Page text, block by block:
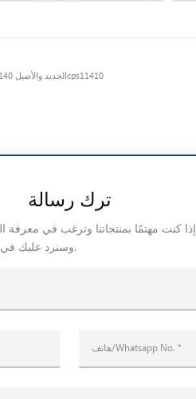
تطبيق PLC للإنتاج الميكانيكي لجهاز تحكم Schneider PLC الجديد والأصيل 140cps11410
ترك رسالة
إذا كنت مهتمًا بمنتجاتنا وترغب في معرفة
وسنرد عليك في أقرب وقت ممكن.